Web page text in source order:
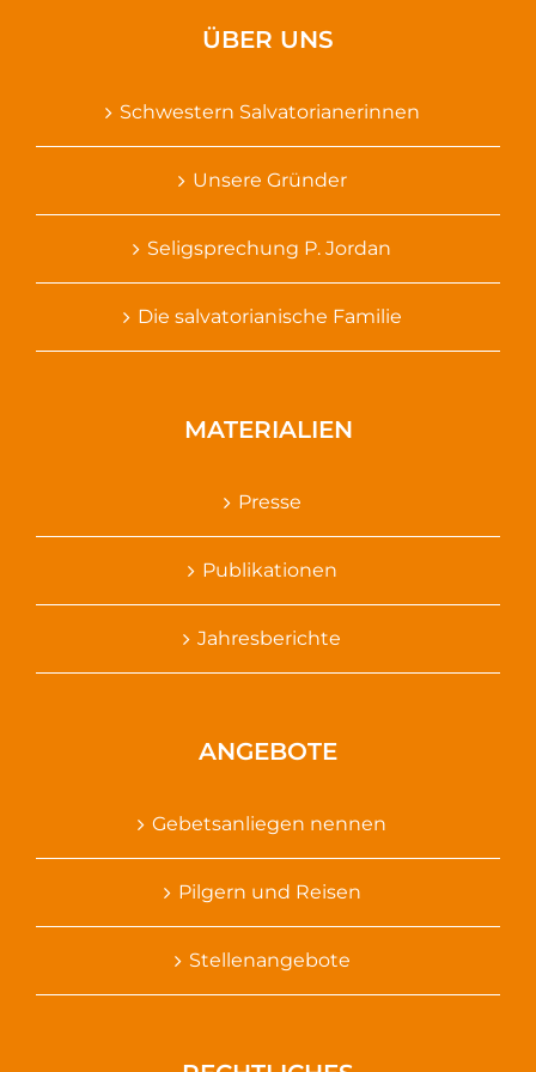
ÜBER UNS
Schwestern Salvatorianerinnen
Unsere Gründer
Seligsprechung P. Jordan
Die salvatorianische Familie
MATERIALIEN
Presse
Publikationen
Jahresberichte
ANGEBOTE
Gebetsanliegen nennen
Pilgern und Reisen
Stellenangebote